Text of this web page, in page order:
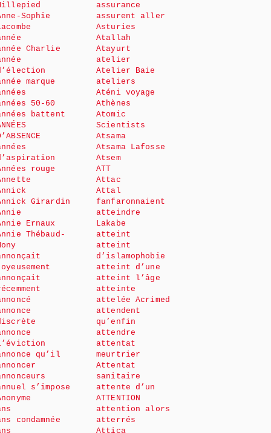
Sophie
Charlie
marque
50-60
battent
rouge
Girardin
Ernaux
Thébaud-
qu’il
s’impose
condamnée
assurance
assurent aller
Asturies
Atallah
Atayurt
atelier
Atelier Baie
ateliers
Aténi voyage
Athènes
Atomic
Scientists
Atsama
Atsama Lafosse
Atsem
ATT
Attac
Attal
fanfaronnaient
atteindre
Lakabe
atteint
atteint
d’islamophobie
atteint d’une
atteint l’âge
atteinte
attelée Acrimed
attendent
qu’enfin
attendre
attentat
meurtrier
Attentat
sanitaire
attente d’un
ATTENTION
attention alors
atterrés
Attica